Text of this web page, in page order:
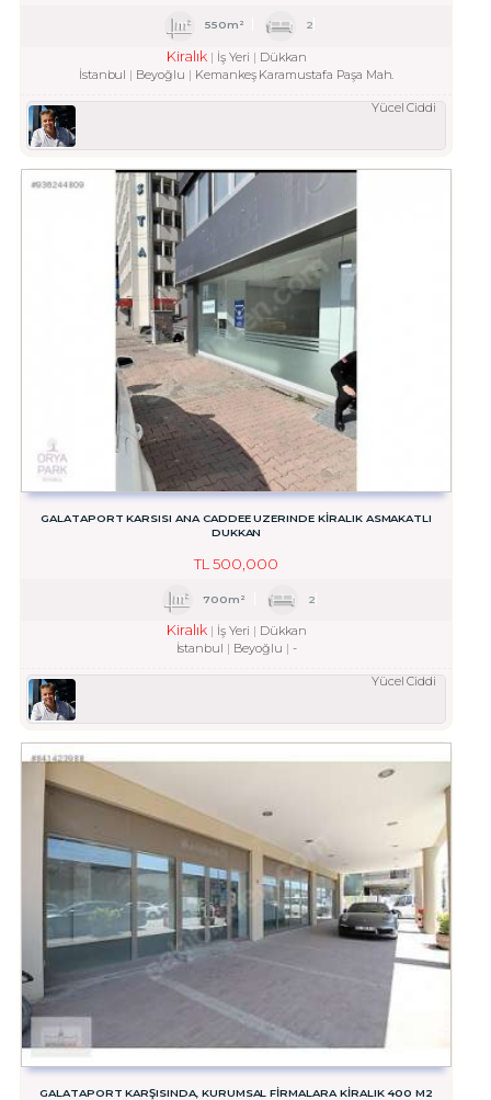
550m² 2
Kiralık İş Yeri
Dükkan
İstanbul
Beyoğlu Kemankeş Karamustafa Paşa Mah.
Yücel Ciddi
GALATAPORT KARSISI ANA CADDEE UZERINDE KIRALIK ASMAKATLI
DUKKAN
TL 500,000
700m² 2
Kiralık İş Yeri
Dükkan
İstanbul
Beyoğlu -
Yücel Ciddi
GALATAPORT KARŞISINDA, KURUMSAL FİRMALARA KİRALIK 400 M2